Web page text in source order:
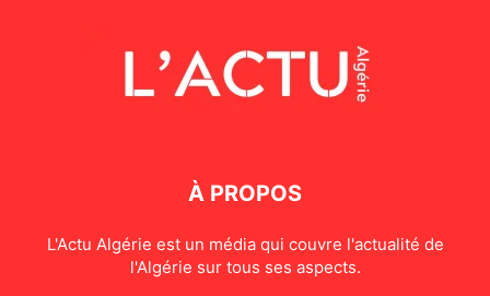
À PROPOS
L'Actu Algérie est un média qui couvre l'actualité de
l'Algérie sur tous ses aspects.